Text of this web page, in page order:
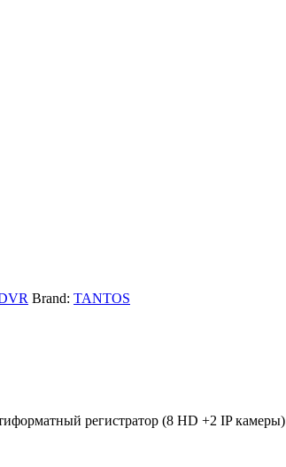
Brand: TANTOS
регистратор (8 HD +2 IP камеры)